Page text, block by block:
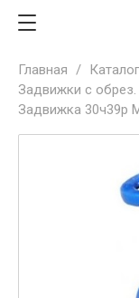
Главная / Каталог
Задвижки с
Задвижка 30ч39р